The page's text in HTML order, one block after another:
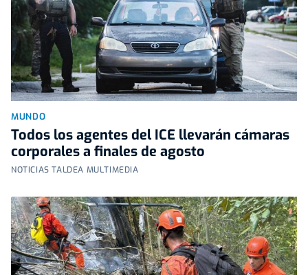
MUNDO
Todos los agentes del ICE llevarán cámaras
corporales a finales de agosto
NOTICIAS TALDEA MULTIMEDIA